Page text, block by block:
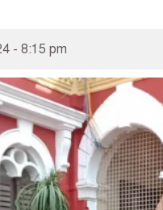
- 8:15 pm